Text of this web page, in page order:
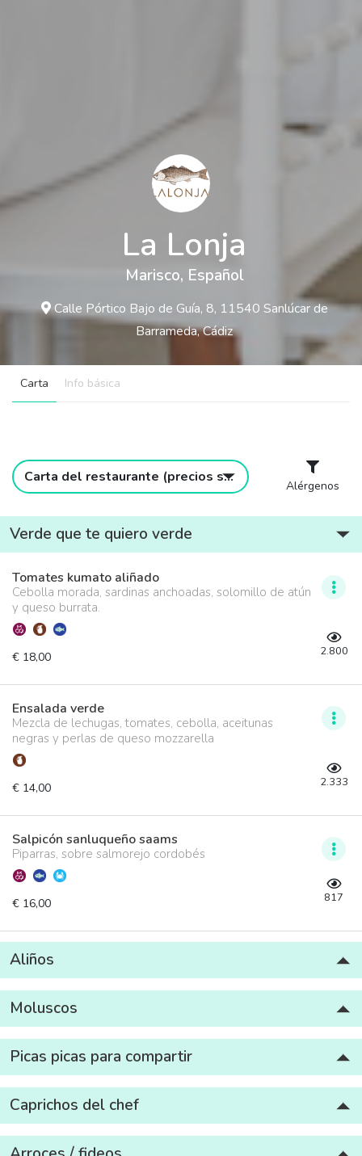
La Lonja
Marisco, Español
Calle Pórtico Bajo de Guía, 8, 11540 Sanlúcar de
Barrameda, Cádiz
Carta Info básica
Carta del restaurante (precios sin IVA incluido)
Alérgenos
Verde que te quiero verde
Tomates kumato aliñado
Cebolla morada, sardinas anchoadas, solomillo de atún
y queso burrata.
€ 18,00 2.800
Ensalada verde
Mezcla de lechugas, tomates, cebolla, aceitunas
negras y perlas de queso mozzarella
€ 14,00 2.333
Salpicón sanluqueño saams
Piparras, sobre salmorejo cordobés
€ 16,00 817
Aliños
Moluscos
Picas picas para compartir
Caprichos del chef